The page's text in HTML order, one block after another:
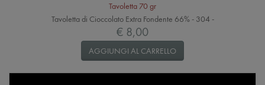
Tavoletta 70 gr
Tavoletta di Cioccolato Extra Fondente 66% - 304 -
€ 8,00
AGGIUNGI AL CARRELLO